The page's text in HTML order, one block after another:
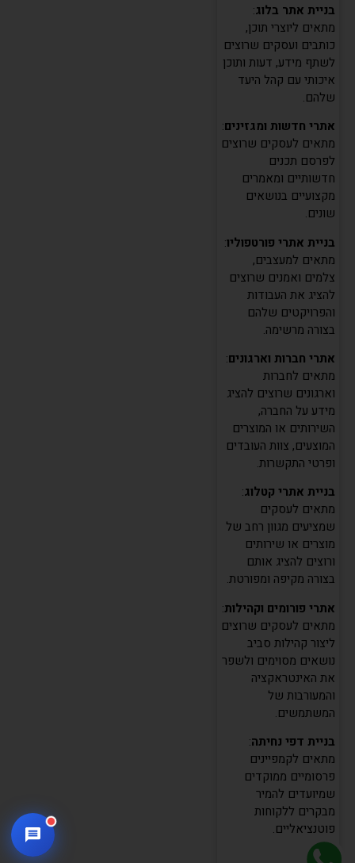
בניית אתר בלוג:
מתאים ליוצרי תוכן,
כותבים ועסקים שרוצים
לשתף מידע, דעות ותוכן
איכותי עם קהל היעד
שלהם.
אתרי חדשות ומגזינים:
מתאים לעסקים שרוצים
לפרסם תכנים
חדשותיים ומאמרים
מקצועיים בנושאים
שונים.
בניית אתרי פורטפוליו:
מתאים למעצבים,
צלמים ואמנים שרוצים
להציג את העבודות
והפרויקטים שלהם
בצורה מרשימה.
אתרי חברות וארגונים:
מתאים לחברות
וארגונים שרוצים להציג
מידע על החברה,
השירותים או המוצרים
המוצעים, צוות העובדים
ופרטי התקשרות.
בניית אתרי קטלוג:
מתאים לעסקים
שמציעים מגוון רחב של
מוצרים או שירותים
ורוצים להציג אותם
בצורה מקיפה ומפורטת.
אתרי פורומים וקהילות:
מתאים לעסקים שרוצים
ליצור קהילות סביב
נושאים מסוימים ולשפר
את האינטראקציה
והמעורבות של
המשתמשים.
בניית דפי נחיתה:
מתאים לקמפיינים
פרסומיים ממוקדים
שמיועדים להמיר
מבקרים ללקוחות
פוטנציאליים.
מחובר ומוכן לעזור